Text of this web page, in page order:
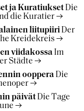
ja Kuratiukset Die
die Kuratier
liitupiiri Der
Kreidekreis
viidakossa Im
Städte
ooppera Die
päivät Die Tage